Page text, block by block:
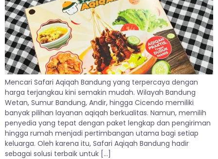
Mencari Safari Aqiqah Bandung yang terpercaya dengan
harga terjangkau kini semakin mudah. Wilayah Bandung
Wetan, Sumur Bandung, Andir, hingga Cicendo memiliki
banyak pilihan layanan aqiqah berkualitas. Namun, memilih
penyedia yang tepat dengan paket lengkap dan pengiriman
hingga rumah menjadi pertimbangan utama bagi setiap
keluarga. Oleh karena itu, Safari Aqiqah Bandung hadir
sebagai solusi terbaik untuk […]